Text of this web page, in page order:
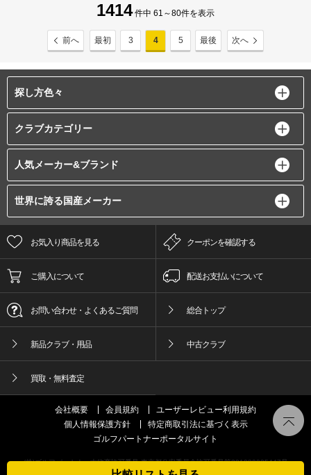
1414 件中 61～80件を表示
前へ 最初 3 4 5 最後 次へ
探し方色々
クラブカテゴリー
人気メーカー&ブランド
世界に誇る国産メーカー
お気入り商品を見る クーポンを確認する
ご購入について 配送お支払いについて
お問い合わせ・よくあるご質問 総合トップ
新品クラブ・用品 中古クラブ
買取・無料査定
会社概要 会員規約
ユーザーレビュー利用規約
個人情報保護方針
特定商取引法に基づく表示
ゴルフパートナーポータルサイト
(株)ゴルフパートナー古物商許可番号 東京都公安委員会許可番号第301089905447号